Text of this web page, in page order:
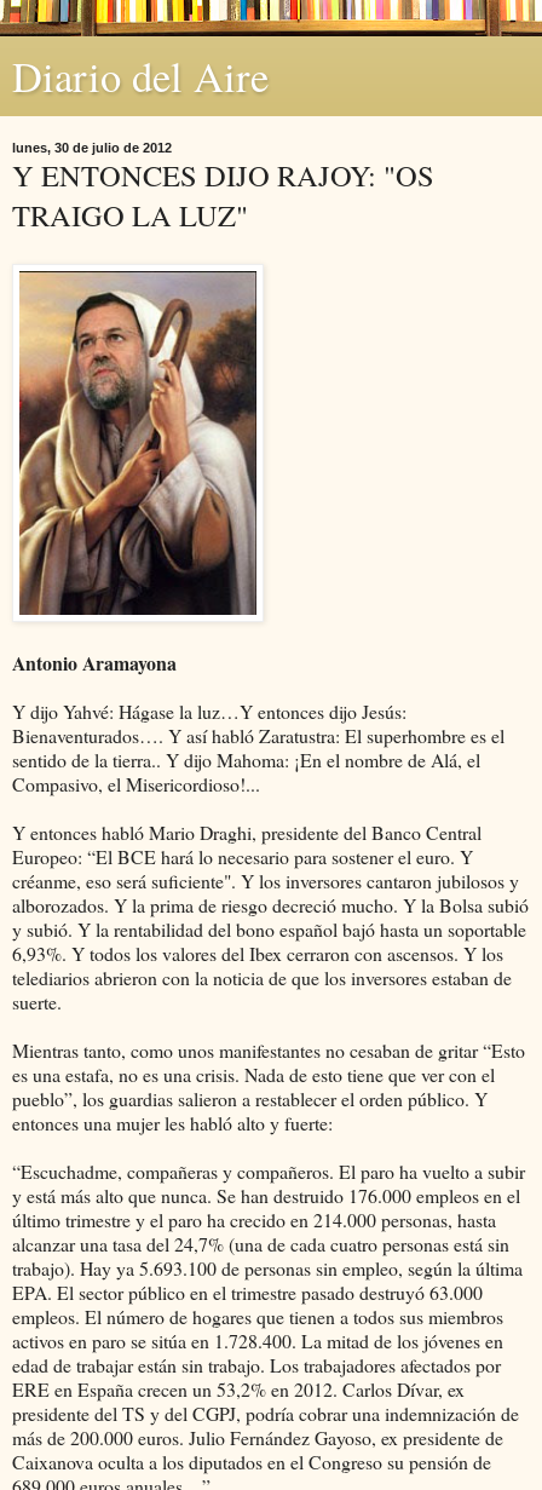
Diario del Aire
lunes, 30 de julio de 2012
Y ENTONCES DIJO RAJOY: "OS
TRAIGO LA LUZ"
Antonio Aramayona
Y dijo Yahvé: Hágase la luz…Y entonces dijo Jesús:
Bienaventurados…. Y así habló Zaratustra: El superhombre es el
sentido de la tierra.. Y dijo Mahoma: ¡En el nombre de Alá, el
Compasivo, el Misericordioso!...
Y entonces habló Mario Draghi, presidente del Banco Central
Europeo: “El BCE hará lo necesario para sostener el euro. Y
créanme, eso será suficiente". Y los inversores cantaron jubilosos y
alborozados. Y la prima de riesgo decreció mucho. Y la Bolsa subió
y subió. Y la rentabilidad del bono español bajó hasta un soportable
6,93%. Y todos los valores del Ibex cerraron con ascensos. Y los
telediarios abrieron con la noticia de que los inversores estaban de
suerte.
Mientras tanto, como unos manifestantes no cesaban de gritar “Esto
es una estafa, no es una crisis. Nada de esto tiene que ver con el
pueblo”, los guardias salieron a restablecer el orden público. Y
entonces una mujer les habló alto y fuerte:
“Escuchadme, compañeras y compañeros. El paro ha vuelto a subir
y está más alto que nunca. Se han destruido 176.000 empleos en el
último trimestre y el paro ha crecido en 214.000 personas, hasta
alcanzar una tasa del 24,7% (una de cada cuatro personas está sin
trabajo). Hay ya 5.693.100 de personas sin empleo, según la última
EPA. El sector público en el trimestre pasado destruyó 63.000
empleos. El número de hogares que tienen a todos sus miembros
activos en paro se sitúa en 1.728.400. La mitad de los jóvenes en
edad de trabajar están sin trabajo. Los trabajadores afectados por
ERE en España crecen un 53,2% en 2012. Carlos Dívar, ex
presidente del TS y del CGPJ, podría cobrar una indemnización de
más de 200.000 euros. Julio Fernández Gayoso, ex presidente de
Caixanova oculta a los diputados en el Congreso su pensión de